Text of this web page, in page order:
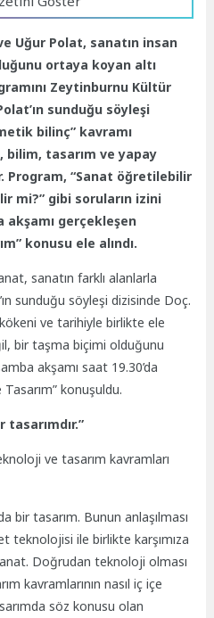
Uğur Polat, sanatın insan
ortaya koyan altı
Zeytinburnu Kültür
sunduğu söyleşi
bilinç” kavramı
tasarım ve yapay
Program, “Sanat öğretilebilir
mi?” gibi soruların izini
akşamı gerçekleşen
konusu ele alındı.
sanatın farklı alanlarla
sunduğu söyleşi dizisinde Doç.
ve tarihiyle birlikte ele
bir taşma biçimi olduğunu
akşamı saat 19.30’da
konuşuldu.
ve tasarım kavramları
bir tasarım. Bunun anlaşılması
teknolojisi ile birlikte karşımıza
Doğrudan teknoloji olması
kavramlarının nasıl iç içe
söz konusu olan